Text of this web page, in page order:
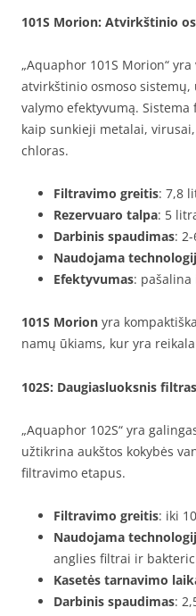
101S Morion: Atvirkštinio
„Aquaphor 101S Morion“
atvirkštinio osmoso
valymo efektyvumą.
kaip sunkieji metalai,
chloras.
Filtravimo greitis: 7,8
Rezervuaro talpa: 5
Darbinis spaudimas:
Naudojama
Efektyvumas: pašalina
101S Morion yra
namų ūkiams, kur yra
102S: Daugiasluoksnis
„Aquaphor 102S“ yra
užtikrina aukštos kokybės
filtravimo etapus.
Filtravimo greitis: iki
Naudojama
anglies filtrai ir
Kasetės tarnavimo
Darbinis spaudimas: